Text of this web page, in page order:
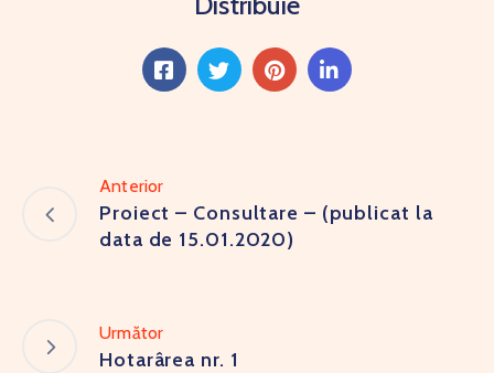
Anterior
Proiect – Consultare – (publicat la
data de 15.01.2020)
Următor
Hotarârea nr. 1